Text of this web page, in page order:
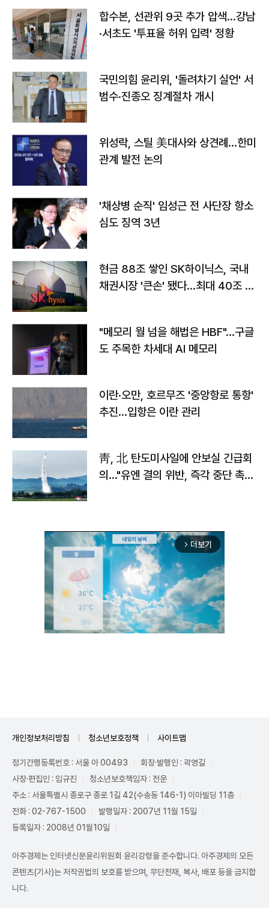
합수본, 선관위 9곳 추가 압색…강남
·서초도 '투표율 허위 입력' 정황
국민의힘 윤리위, '돌려차기 실언' 서
범수·진종오 징계절차 개시
위성락, 스틸 美대사와 상견례…한미
관계 발전 논의
'채상병 순직' 임성근 전 사단장 항소
심도 징역 3년
현금 88조 쌓인 SK하이닉스, 국내
채권시장 '큰손' 됐다…최대 40조 투
"메모리 월 넘을 해법은 HBF"…구글
도 주목한 차세대 AI 메모리
이란·오만, 호르무즈 '중앙항로 통항'
추진…입항은 이란 관리
靑, 北 탄도미사일에 안보실 긴급회
의…"유엔 결의 위반, 즉각 중단 촉
arrow_forward_ios 더보기
개인정보처리방침 청소년보호정책 사이트맵
정기간행등록번호 : 서울 아 00493
회장·발행인 : 곽영길
사장·편집인 : 임규진
청소년보호책임자 : 전운
주소 : 서울특별시 종로구 종로 1길 42(수송동 146-1) 이마빌딩 11층
전화 : 02-767-1500
발행일자 : 2007년 11월 15일
등록일자 : 2008년 01월10일
아주경제는 인터넷신문윤리위원회 윤리강령을 준수합니다. 아주경제의 모든
콘텐츠(기사)는 저작권법의 보호를 받으며, 무단전재, 복사, 배포 등을 금지합
니다.